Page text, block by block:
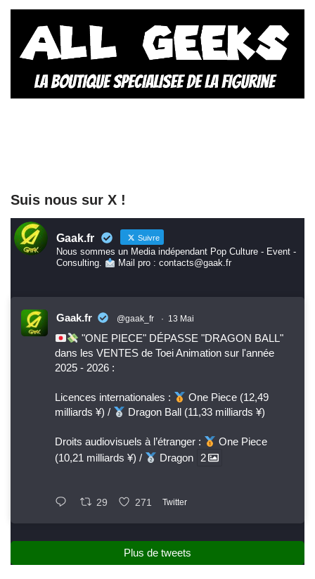
Suis nous sur X !
Gaak.fr Suivre
Nous sommes un Media indépendant Pop Culture - Event -
Consulting.
Mail pro : contacts@gaak.fr
Gaak.fr @gaak_fr · 13 Mai
"ONE PIECE" DÉPASSE "DRAGON BALL"
dans les VENTES de Toei Animation sur l'année
2025 - 2026 :
Licences internationales :
One Piece (12,49
milliards ¥) /
Dragon Ball (11,33 milliards ¥)
Droits audiovisuels à l’étranger :
One Piece
(10,21 milliards ¥) /
Dragon 2
29 271 Twitter
Plus de tweets